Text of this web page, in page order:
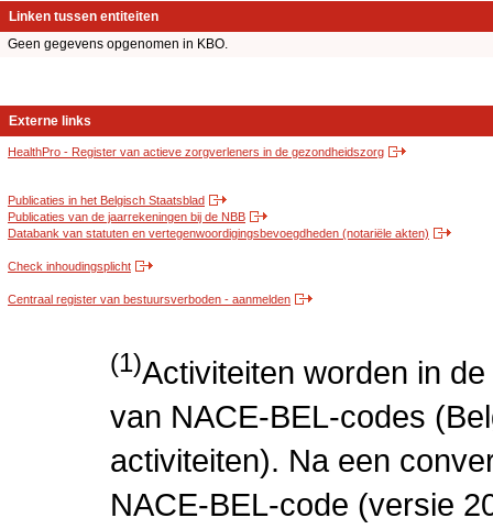
Linken tussen entiteiten
Geen gegevens opgenomen in KBO.
Externe links
HealthPro - Register van actieve zorgverleners in de gezondheidszorg
Publicaties in het Belgisch Staatsblad
Publicaties van de jaarrekeningen bij de NBB
Databank van statuten en vertegenwoordigingsbevoegdheden (notariële akten)
Check inhoudingsplicht
Centraal register van bestuursverboden - aanmelden
(1)Activiteiten worden in
van NACE-BEL-codes
activiteiten). Na een
NACE-BEL-code (versie